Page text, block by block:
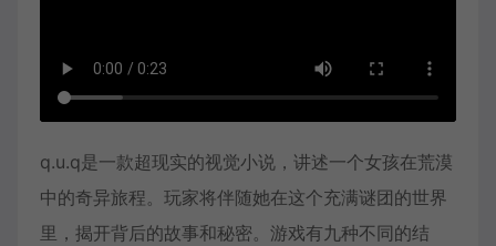
q.u.q是一款超现实的视觉小说，讲述一个女孩在荒漠
中的奇异旅程。玩家将伴随她在这个充满谜团的世界
里，揭开背后的故事和秘密。游戏有九种不同的结